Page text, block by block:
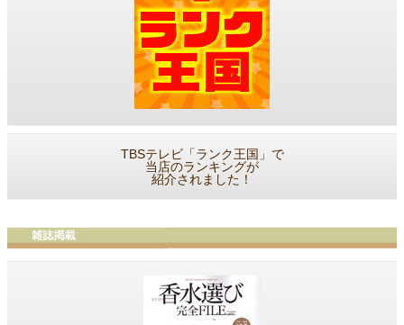
TBSテレビ「ランク王国」で
当店のランキングが
紹介されました！